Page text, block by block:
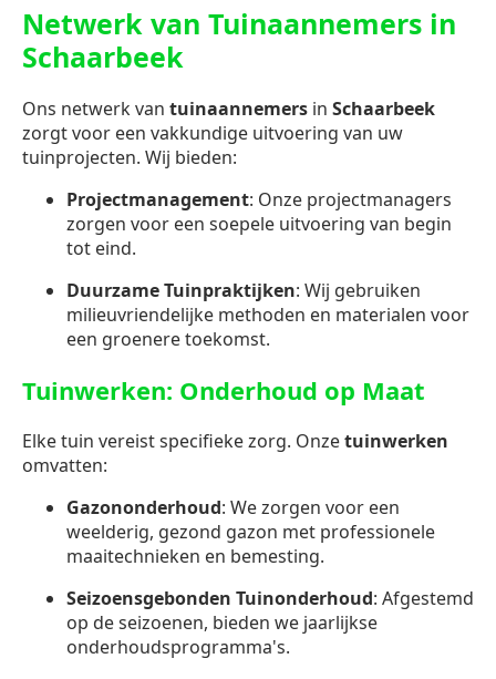
Netwerk van Tuinaannemers in
Schaarbeek
Ons netwerk van tuinaannemers in Schaarbeek
zorgt voor een vakkundige uitvoering van uw
tuinprojecten. Wij bieden:
Projectmanagement: Onze projectmanagers
zorgen voor een soepele uitvoering van begin
tot eind.
Duurzame Tuinpraktijken: Wij gebruiken
milieuvriendelijke methoden en materialen voor
een groenere toekomst.
Tuinwerken: Onderhoud op Maat
Elke tuin vereist specifieke zorg. Onzetuinwerken
omvatten:
Gazononderhoud: We zorgen voor een
weelderig, gezond gazon met professionele
maaitechnieken en bemesting.
Seizoensgebonden Tuinonderhoud: Afgestemd
op de seizoenen, bieden we jaarlijkse
onderhoudsprogramma's.